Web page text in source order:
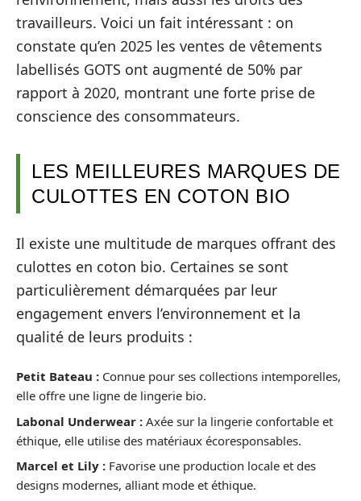
travailleurs. Voici un fait intéressant : on
constate qu’en 2025 les ventes de vêtements
labellisés GOTS ont augmenté de 50% par
rapport à 2020, montrant une forte prise de
conscience des consommateurs.
LES MEILLEURES MARQUES DE
CULOTTES EN COTON BIO
Il existe une multitude de marques offrant des
culottes en coton bio. Certaines se sont
particulièrement démarquées par leur
engagement envers l’environnement et la
qualité de leurs produits :
Petit Bateau : Connue pour ses collections intemporelles,
elle offre une ligne de lingerie bio.
Labonal Underwear : Axée sur la lingerie confortable et
éthique, elle utilise des matériaux écoresponsables.
Marcel et Lily : Favorise une production locale et des
designs modernes, alliant mode et éthique.